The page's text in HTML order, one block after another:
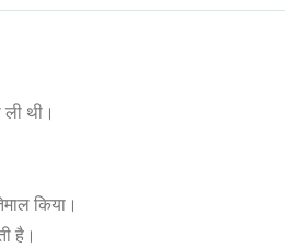
ली थी।
किया।
है।